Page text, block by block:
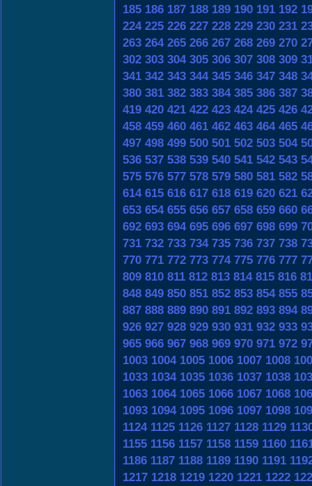
185 186 187 188 189 190 191 192
224 225 226 227 228 229 230 231
263 264 265 266 267 268 269 270
302 303 304 305 306 307 308 309
341 342 343 344 345 346 347 348
380 381 382 383 384 385 386 387
419 420 421 422 423 424 425 426
458 459 460 461 462 463 464 465
497 498 499 500 501 502 503 504
536 537 538 539 540 541 542 543
575 576 577 578 579 580 581 582
614 615 616 617 618 619 620 621
653 654 655 656 657 658 659 660
692 693 694 695 696 697 698 699
731 732 733 734 735 736 737 738
770 771 772 773 774 775 776 777
809 810 811 812 813 814 815 816
848 849 850 851 852 853 854 855
887 888 889 890 891 892 893 894
926 927 928 929 930 931 932 933
965 966 967 968 969 970 971 972
1003 1004 1005 1006 1007 1008
1033 1034 1035 1036 1037 1038
1063 1064 1065 1066 1067 1068
1093 1094 1095 1096 1097 1098
1124 1125 1126 1127 1128 1129
1155 1156 1157 1158 1159 1160
1186 1187 1188 1189 1190 1191
1217 1218 1219 1220 1221 1222